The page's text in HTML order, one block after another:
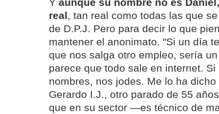
Y aunque su nombre no es
real, tan real como todas las que
de D.P.J. Pero para decir lo que
mantener el anonimato. "Si un día
que nos salga otro empleo, sería
parece que todo sale en internet.
nombres, nos jodes. Me lo ha
Gerardo I.J., otro parado de 55
que en su sector —es técnico de